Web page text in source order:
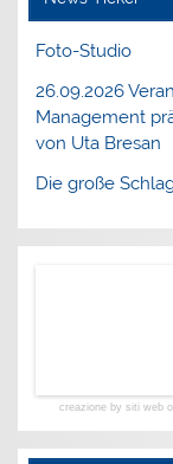
Foto-Studio
26.09.2026
Management
von Uta Bresan
Die große
creazione by siti web